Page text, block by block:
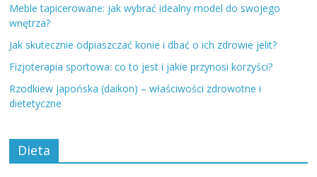
Meble tapicerowane: jak wybrać idealny model do swojego
wnętrza?
Jak skutecznie odpiaszczać konie i dbać o ich zdrowie jelit?
Fizjoterapia sportowa: co to jest i jakie przynosi korzyści?
Rzodkiew japońska (daikon) – właściwości zdrowotne i
dietetyczne
Dieta